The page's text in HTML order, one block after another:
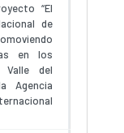
“El
de
en los
Valle del
Agencia